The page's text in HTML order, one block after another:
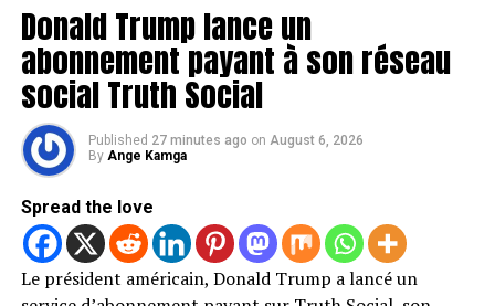
Donald Trump lance un
abonnement payant à son réseau
social Truth Social
Published 27 minutes ago on August 6, 2026
By Ange Kamga
Spread the love
Le président américain, Donald Trump a lancé un